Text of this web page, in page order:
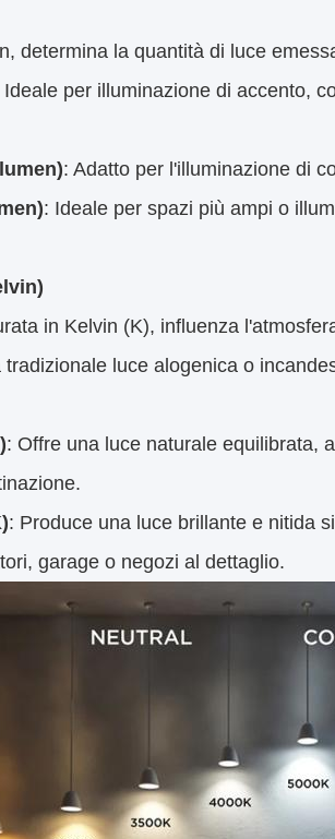
determina la quantità di luce
Ideale per illuminazione di accento,
: Adatto per l'illuminazione di
: Ideale per spazi più ampi o
in Kelvin (K), influenza
tradizionale luce alogenica o
: Offre una luce naturale equilibrata,
: Produce una luce brillante e nitida
garage o negozi al dettaglio.